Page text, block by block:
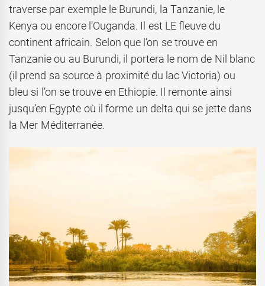
traverse par exemple le Burundi, la Tanzanie, le
Kenya ou encore l’Ouganda. Il est LE fleuve du
continent africain. Selon que l’on se trouve en
Tanzanie ou au Burundi, il portera le nom de Nil blanc
(il prend sa source à proximité du lac Victoria) ou
bleu si l’on se trouve en Ethiopie. Il remonte ainsi
jusqu’en Egypte où il forme un delta qui se jette dans
la Mer Méditerranée.